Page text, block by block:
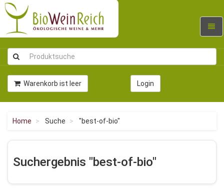
Warenkorb ist leer Login
Home Suche "best-of-bio"
Suchergebnis "best-of-bio"